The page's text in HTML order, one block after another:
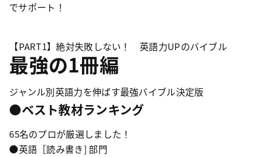
でサポート！
【PART1】絶対失敗しない！ 英語力UPのバイブル
最強の1冊編
ジャンル別英語力を伸ばす最強バイブル決定版
●ベスト教材ランキング
65名のプロが厳選しました！
●英語［読み書き] 部門